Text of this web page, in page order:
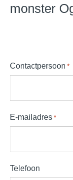
monster
Contactpersoon *
E-mailadres *
Telefoon